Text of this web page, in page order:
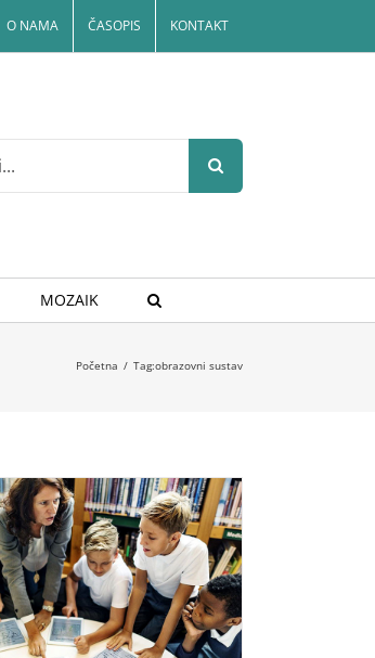
O NAMA ČASOPIS KONTAKT
MOZAIK
Početna / Tag:obrazovni sustav